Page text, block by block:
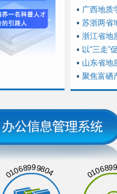
▪ 广西地质
▪ 苏浙两省
▪ 浙江省地
▪ 以“三走
▪ 山东省地
▪ 聚焦富
01068999804